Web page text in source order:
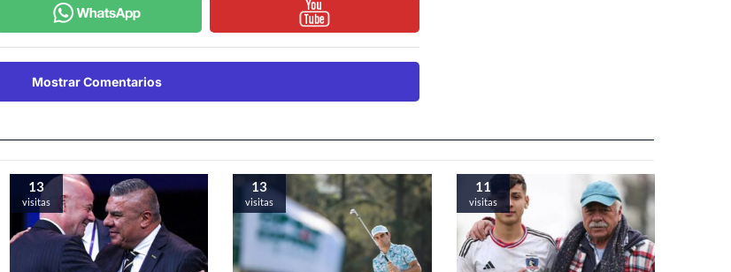
Mostrar Comentarios
13
visitas
13
visitas
11
visitas